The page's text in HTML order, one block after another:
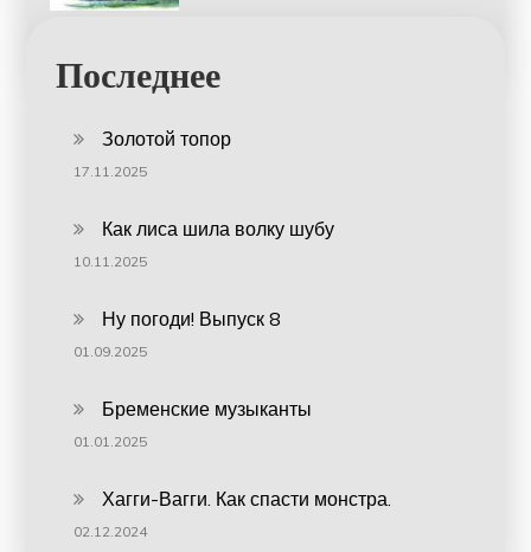
Последнее
Золотой топор
17.11.2025
Как лиса шила волку шубу
10.11.2025
Ну погоди! Выпуск 8
01.09.2025
Бременские музыканты
01.01.2025
Хагги-Вагги. Как спасти монстра.
02.12.2024